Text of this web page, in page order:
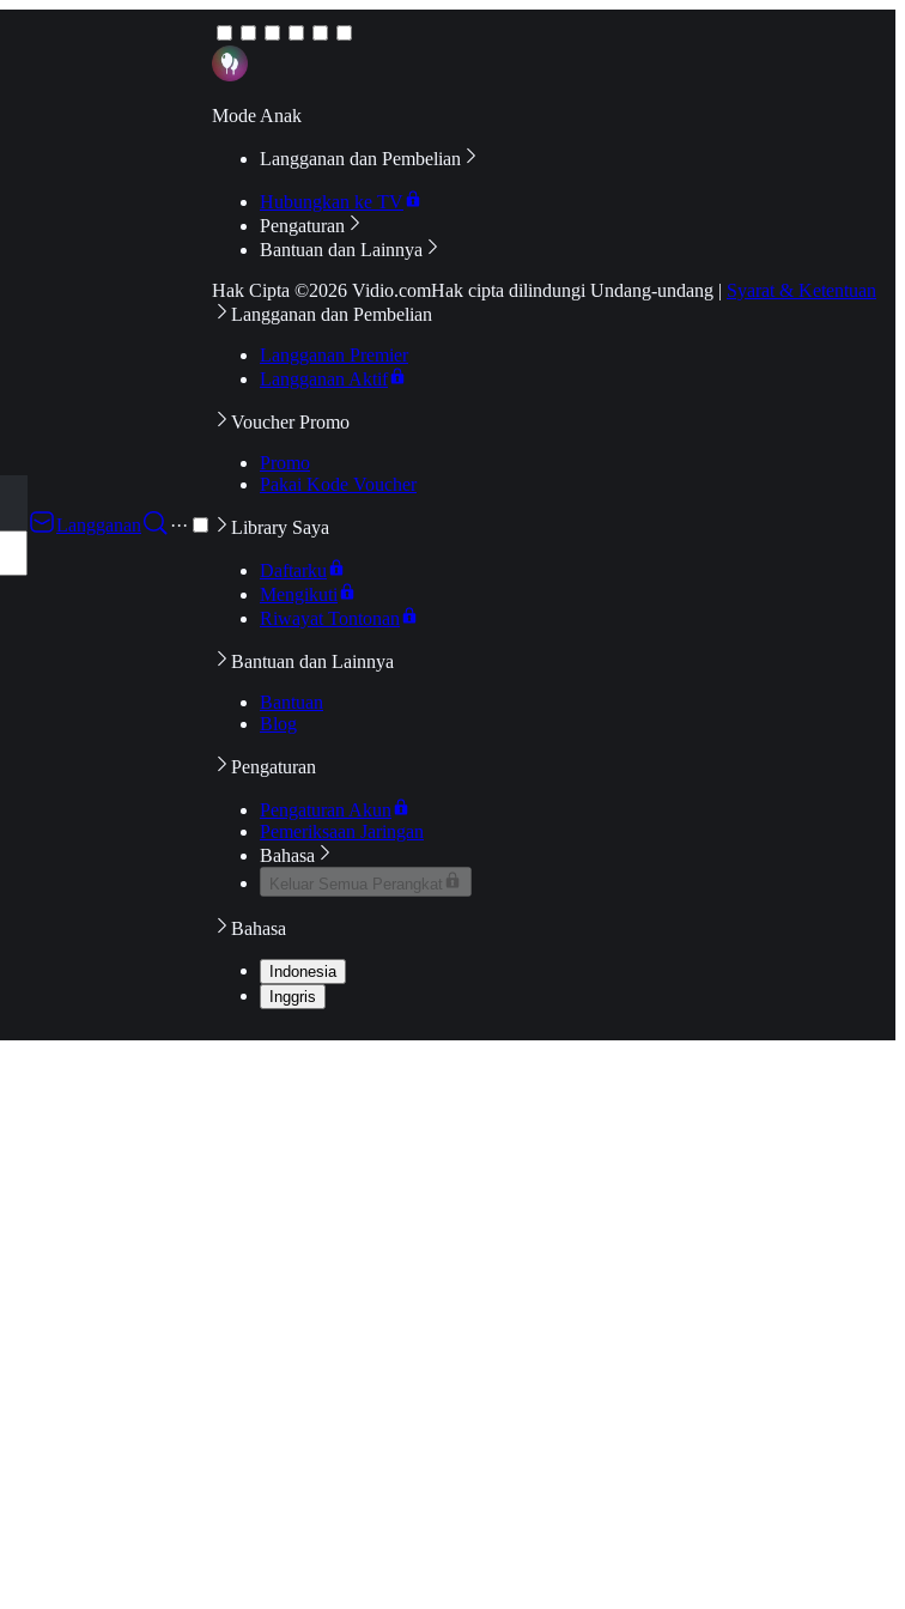
Langganan
···
Mode Anak
Langganan dan Pembelian
Hubungkan ke TV
Pengaturan
Bantuan dan Lainnya
Hak Cipta ©2026 Vidio.comHak cipta dilindungi Undang-undang | Syarat & Ketentuan
Langganan dan Pembelian
Langganan Premier
Langganan Aktif
Voucher Promo
Promo
Pakai Kode Voucher
Library Saya
Daftarku
Mengikuti
Riwayat Tontonan
Bantuan dan Lainnya
Bantuan
Blog
Pengaturan
Pengaturan Akun
Pemeriksaan Jaringan
Bahasa
Keluar Semua Perangkat
Bahasa
Indonesia
Inggris